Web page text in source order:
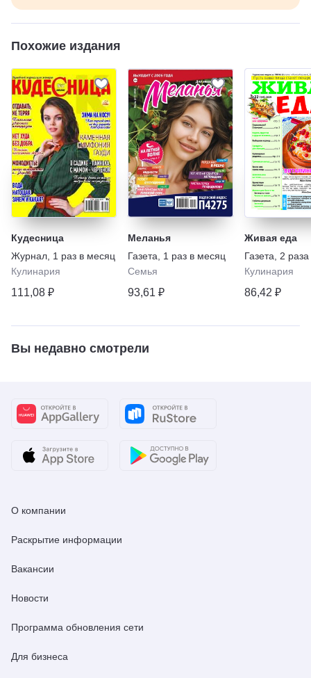
Похожие издания
Кудесница
Журнал 1 раз в месяц
Кулинария
111,08 ₽
Меланья
Газета
1 раз в месяц
Семья
93,61 ₽
Живая еда
Газета
2
Кулинария
86,42 ₽
Вы недавно смотрели
О компании
Раскрытие информации
Вакансии
Новости
Программа обновления сети
Для бизнеса